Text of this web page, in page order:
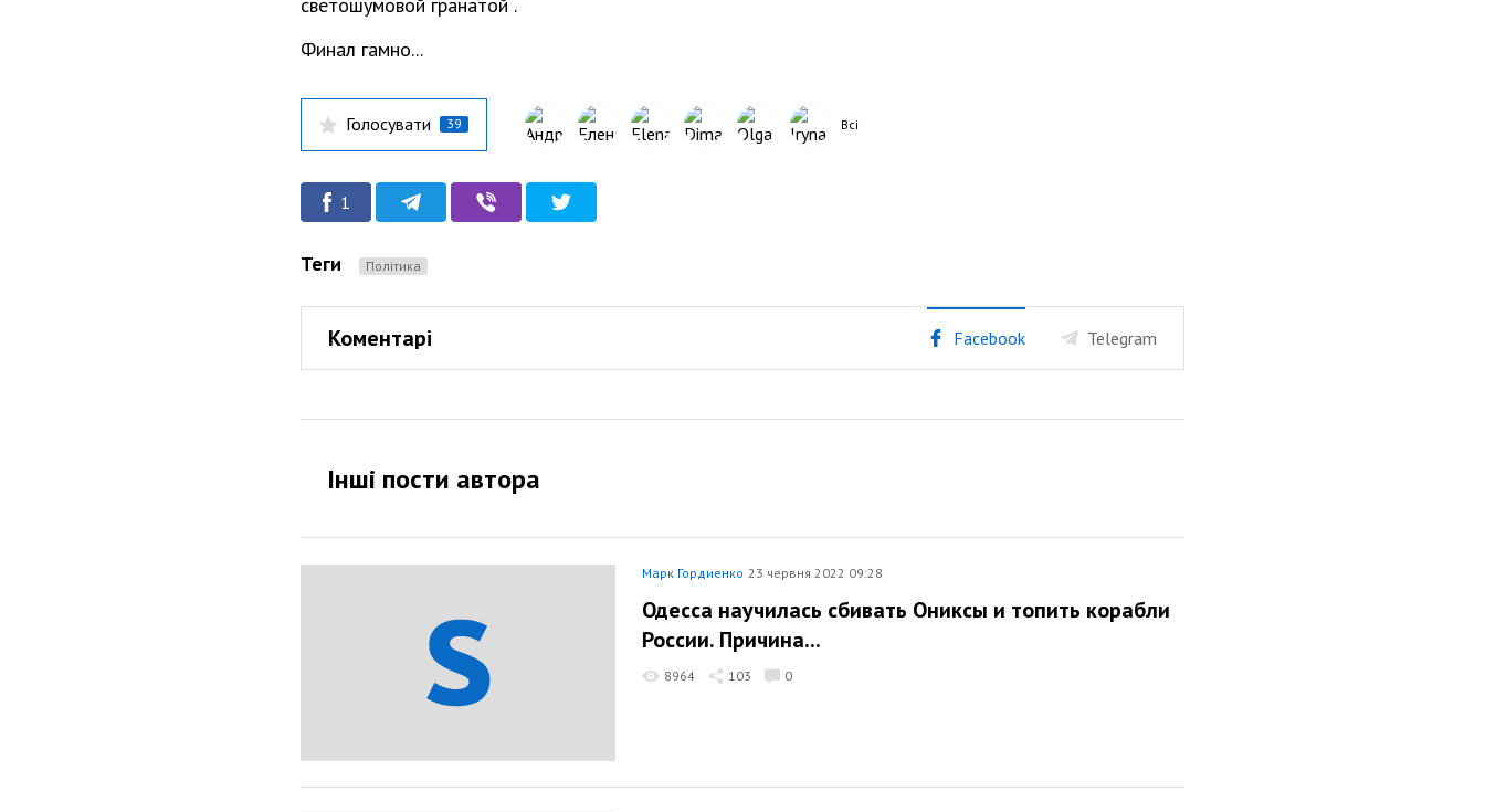
Финал гамно...
Голосувати 39 Всі
1
Теги Політика
Коментарі Facebook Telegram
Інші пости автора
Марк Гордиенко 23 червня 2022 09:28
Одесса научилась сбивать Ониксы и топить корабли
России. Причина...
8964 103 0